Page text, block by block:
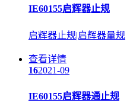
IE60155启辉器止规
启辉器止规|启辉器量规
查看详情
162021-09
IE60155启辉器通止规